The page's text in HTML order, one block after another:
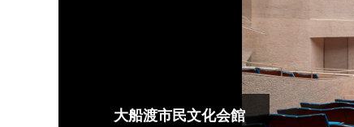
大船渡市民文化会館